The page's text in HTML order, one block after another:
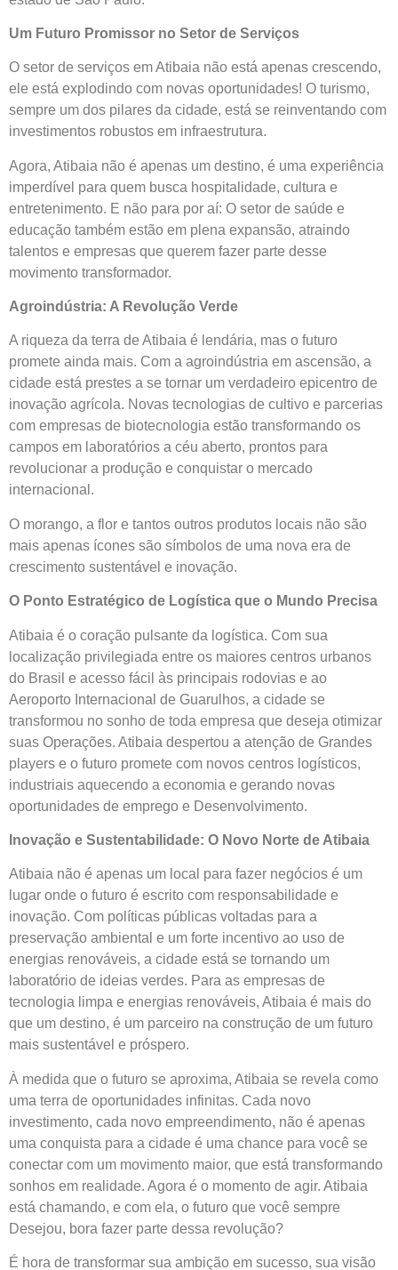
Um Futuro Promissor no Setor de Serviços
O setor de serviços em Atibaia não está apenas crescendo,
ele está explodindo com novas oportunidades! O turismo,
sempre um dos pilares da cidade, está se reinventando com
investimentos robustos em infraestrutura.
Agora, Atibaia não é apenas um destino, é uma experiência
imperdível para quem busca hospitalidade, cultura e
entretenimento. E não para por aí: O setor de saúde e
educação também estão em plena expansão, atraindo
talentos e empresas que querem fazer parte desse
movimento transformador.
Agroindústria: A Revolução Verde
A riqueza da terra de Atibaia é lendária, mas o futuro
promete ainda mais. Com a agroindústria em ascensão, a
cidade está prestes a se tornar um verdadeiro epicentro de
inovação agrícola. Novas tecnologias de cultivo e parcerias
com empresas de biotecnologia estão transformando os
campos em laboratórios a céu aberto, prontos para
revolucionar a produção e conquistar o mercado
internacional.
O morango, a flor e tantos outros produtos locais não são
mais apenas ícones são símbolos de uma nova era de
crescimento sustentável e inovação.
O Ponto Estratégico de Logística que o Mundo Precisa
Atibaia é o coração pulsante da logística. Com sua
localização privilegiada entre os maiores centros urbanos
do Brasil e acesso fácil às principais rodovias e ao
Aeroporto Internacional de Guarulhos, a cidade se
transformou no sonho de toda empresa que deseja otimizar
suas Operações. Atibaia despertou a atenção de Grandes
players e o futuro promete com novos centros logísticos,
industriais aquecendo a economia e gerando novas
oportunidades de emprego e Desenvolvimento.
Inovação e Sustentabilidade: O Novo Norte de Atibaia
Atibaia não é apenas um local para fazer negócios é um
lugar onde o futuro é escrito com responsabilidade e
inovação. Com políticas públicas voltadas para a
preservação ambiental e um forte incentivo ao uso de
energias renováveis, a cidade está se tornando um
laboratório de ideias verdes. Para as empresas de
tecnologia limpa e energias renováveis, Atibaia é mais do
que um destino, é um parceiro na construção de um futuro
mais sustentável e próspero.
À medida que o futuro se aproxima, Atibaia se revela como
uma terra de oportunidades infinitas. Cada novo
investimento, cada novo empreendimento, não é apenas
uma conquista para a cidade é uma chance para você se
conectar com um movimento maior, que está transformando
sonhos em realidade. Agora é o momento de agir. Atibaia
está chamando, e com ela, o futuro que você sempre
Desejou, bora fazer parte dessa revolução?
É hora de transformar sua ambição em sucesso, sua visão